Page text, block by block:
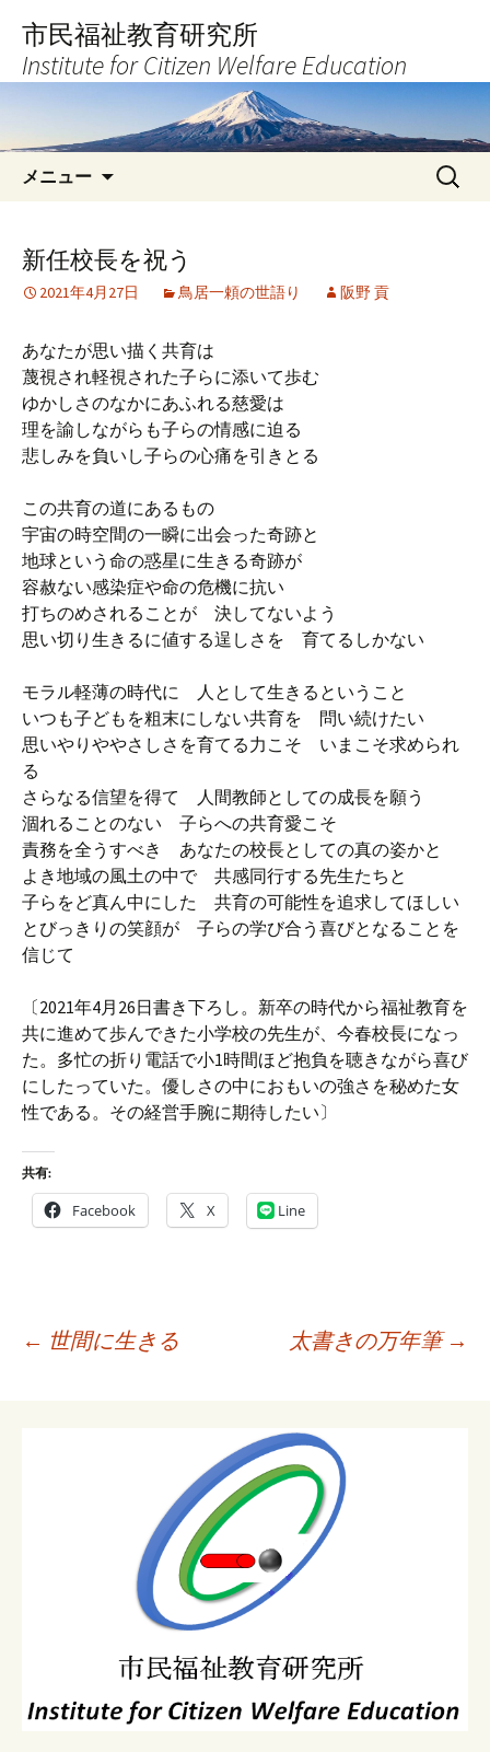
へ
キ
市民福祉教育研究所
Institute for Citizen Welfare Education
メニュー
検
索:
新任校長を祝う
2021年4月27日 鳥居一頼の世語り 阪野 貢
あなたが思い描く共育は
蔑視され軽視された子らに添いて歩む
ゆかしさのなかにあふれる慈愛は
理を諭しながらも子らの情感に迫る
悲しみを負いし子らの心痛を引きとる
この共育の道にあるもの
宇宙の時空間の一瞬に出会った奇跡と
地球という命の惑星に生きる奇跡が
容赦ない感染症や命の危機に抗い
打ちのめされることが 決してないよう
思い切り生きるに値する逞しさを 育てるしかない
モラル軽薄の時代に 人として生きるということ
いつも子どもを粗末にしない共育を 問い続けたい
思いやりややさしさを育てる力こそ いまこそ求められ
る
さらなる信望を得て 人間教師としての成長を願う
涸れることのない 子らへの共育愛こそ
責務を全うすべき あなたの校長としての真の姿かと
よき地域の風土の中で 共感同行する先生たちと
子らをど真ん中にした 共育の可能性を追求してほしい
とびっきりの笑顔が 子らの学び合う喜びとなることを
信じて
〔2021年4月26日書き下ろし。新卒の時代から福祉教育を
共に進めて歩んできた小学校の先生が、今春校長になっ
た。多忙の折り電話で小1時間ほど抱負を聴きながら喜び
にしたっていた。優しさの中におもいの強さを秘めた女
性である。その経営手腕に期待したい〕
共有:
Facebook X Line
← 世間に生きる 太書きの万年筆 →